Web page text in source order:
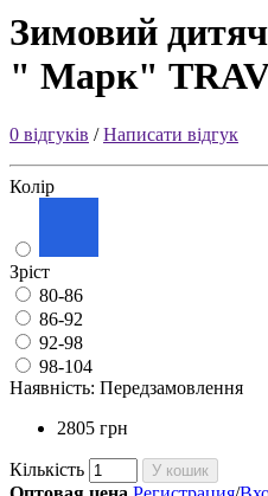
Зимовий
" Марк"
0 відгуків /Написати відгук
Колір
Зріст
80-86
86-92
92-98
98-104
Наявність: Передзамовлення
2805 грн
Кількість У кошик